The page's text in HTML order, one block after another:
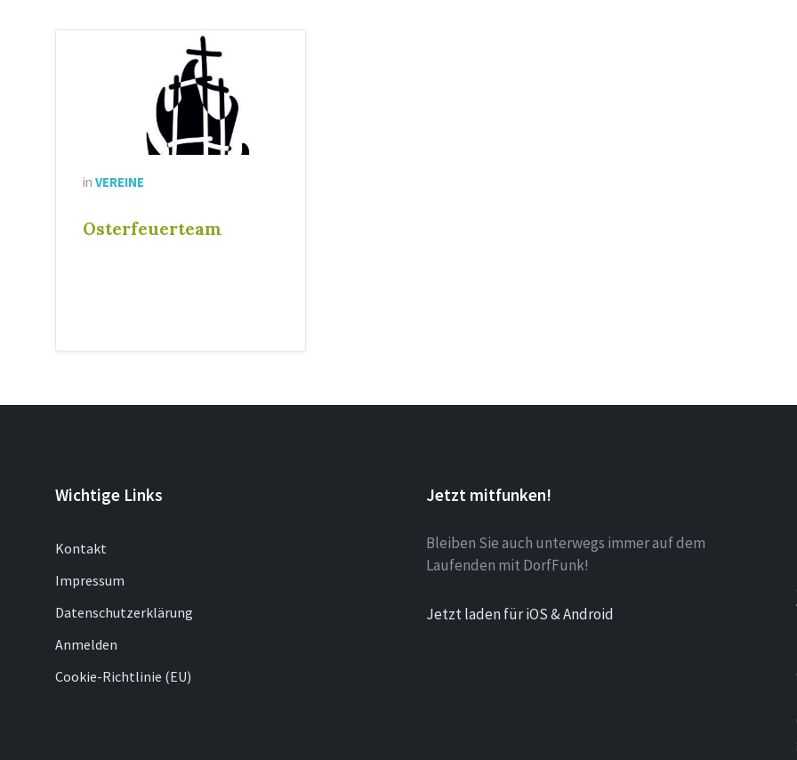
in VEREINE
Osterfeuerteam
Wichtige Links
Kontakt
Impressum
Datenschutzerklärung
Anmelden
Cookie-Richtlinie (EU)
Jetzt mitfunken!
Bleiben Sie auch unterwegs immer auf dem
Laufenden mit DorfFunk!
Jetzt laden für iOS & Android